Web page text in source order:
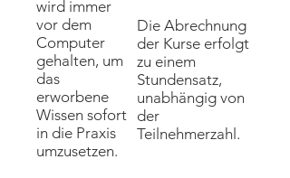
wird immer
vor dem
Computer
gehalten, um
das
erworbene
Wissen sofort
in die Praxis
umzusetzen.
Die Abrechnung
der Kurse erfolgt
zu einem
Stundensatz,
unabhängig von
der
Teilnehmerzahl.